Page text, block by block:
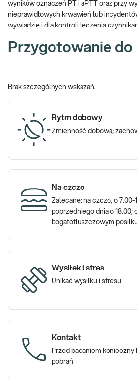
wyników oznaczeń PT i aPTT oraz przy
nieprawidłowych krwawień lub
wywiadzie i dla kontroli leczenia
Przygotowanie do
Brak szczególnych wskazań.
Rytm dobowy
Zmienność dobowa;
Na czczo
Zalecane: na czczo, o 7.00-
poprzedniego dnia o 18.00;
bogatotłuszczowym
Wysiłek i stres
Unikać wysiłku i stresu
Kontakt
Przed badaniem
pobrań